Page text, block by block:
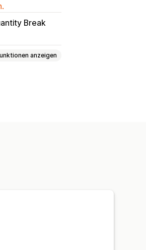
Break
anzeigen